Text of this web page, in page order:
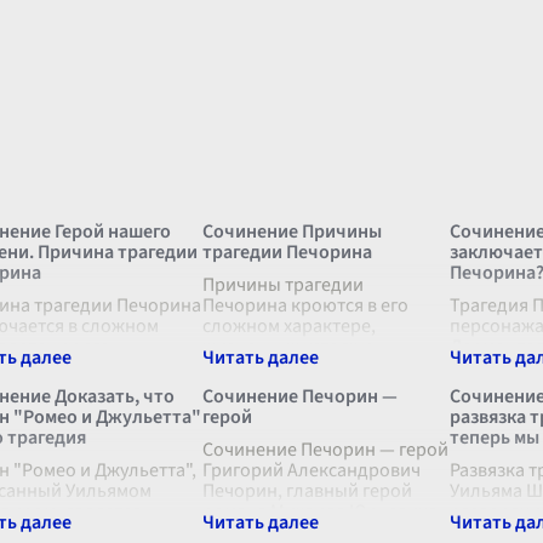
Герой нашего
Причина трагедии
трагедии Печорина
в сложном
его
мира и
его
Читатель
увидеть в нём не
отражение времени,
Сочинение Причины
трагедии Печорина
Причины трагедии
Печорина кроются в его
сложном характере,
жизненных устоях и
внутренних противоречиях,
которые определяли его
действия и поступки. Герой
Михаила Юрьевича
Лермонтов...
Печорина?
Трагедия
времени",
гармонию
Доказать, что
"Ромео и Джульетта"
трагедия
"Ромео и Джульетта",
Уильямом
является
Сочинение Печорин —
герой
Сочинение Печорин — герой
Григорий Александрович
Печорин, главный герой
романа Михаила Юрьевича
Лермонтова "Герой нашего
развязка
теперь
Развязка
Уильяма